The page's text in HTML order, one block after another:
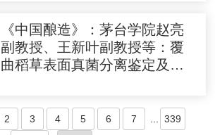
《中国酿造》：茅台学院赵亮
副教授、王新叶副教授等：覆
曲稻草表面真菌分离鉴定及其
2 3 4 5 6 7
339